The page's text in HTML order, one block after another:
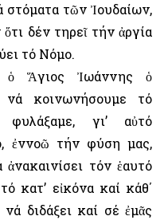
στόματα τῶν Ἰουδαίων,
δέν τηρεῖ τήν ἀργία
τό Νόμο.
ὁ Ἅγιος Ἰωάννης ὁ
νά κοινωνήσουμε τό
γι’ αὐτό
ἐννοῶ τήν φύση μας,
τόν ἑαυτό
κατ’ εἰκόνα καί κάθ΄
διδάξει καί σέ ἐμᾶς